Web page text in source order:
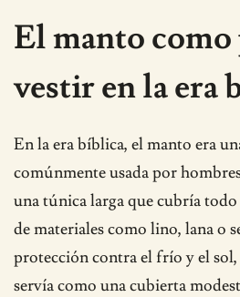
El manto como
vestir en la era
En la era bíblica, el manto era
comúnmente usada por
una túnica larga que cubría
de materiales como lino, lana o
protección contra el frío y el
servía como una cubierta